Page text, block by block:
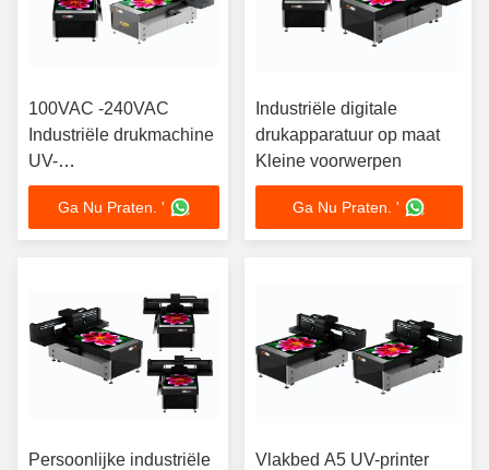
100VAC -240VAC
Industriële drukmachine
UV-
warmteoverdrukmachine
Ga Nu Praten. '
Industriële digitale
drukapparatuur op maat
Kleine voorwerpen
Ga Nu Praten. '
Persoonlijke industriële
Vlakbed A5 UV-printer